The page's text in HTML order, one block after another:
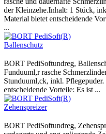
der Kleinzehe.Inhalt: 1 Stück,
Material bietet entscheidende
...
BORT PediSoftundreg,
Funduuml,r rasche
Stunduuml,ck, inkl.
entscheidende Vorteile: Es ist ...
BORT PediSoftundreg,